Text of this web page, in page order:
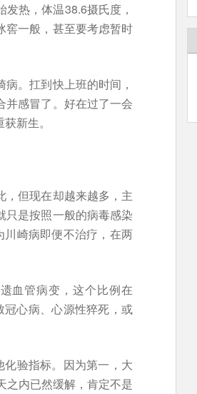
热，体温38.6摄氏度，
窖一般，甚至要考虑暂时
。扛到快上班的时间，
并感冒了。好在过了一会
新生。
，但现在却越来越多，主
只是按照一般的病毒感染
川崎病即便不治疗，在两
血管病变，这个比例在
心病、心源性猝死，或
验指标。因为第一，大
之内已然缓解，肯定不是